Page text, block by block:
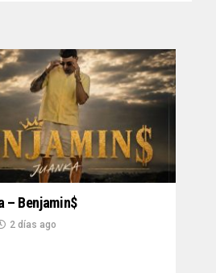
– Benjamin$
2 días ago